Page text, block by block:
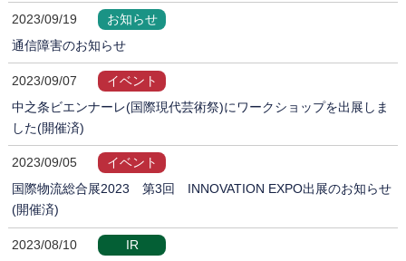
2023/09/19
お知らせ
通信障害のお知らせ
2023/09/07
イベント
中之条ビエンナーレ(国際現代芸術祭)にワークショップを出展しま
した(開催済)
2023/09/05
イベント
国際物流総合展2023 第3回 INNOVATION EXPO出展のお知らせ
(開催済)
2023/08/10
IR